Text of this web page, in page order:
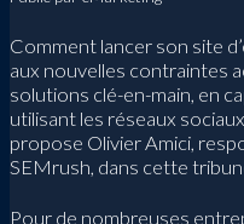
Comment lancer son site
aux nouvelles contraintes
solutions clé-en-main, en
utilisant les réseaux
propose Olivier Amici,
SEMrush, dans cette
Pour de nombreuses